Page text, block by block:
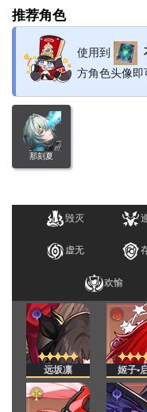
推荐角色
使用到
方角色头像即
那刻夏
毁灭
虚无
欢愉
远坂凛 姬子•